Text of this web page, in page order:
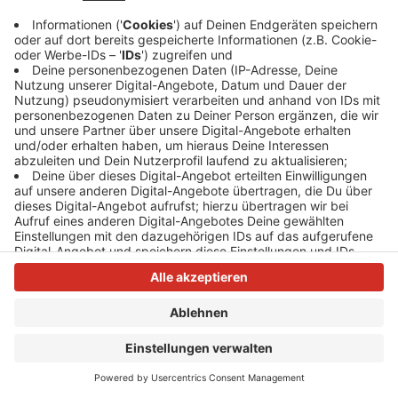
Anzeige
Anzeige
Anzeige